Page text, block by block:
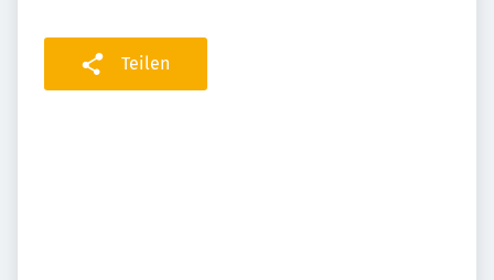
Teilen